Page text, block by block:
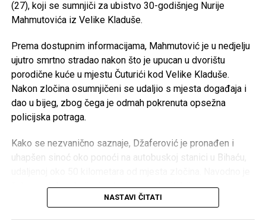
SRD “Devet rijeka” –15.000 KM
AK “Sana” –10.000 KM
Fitness klub “Sana” –8.000 KM
Judo klub “Sanski Most” – 7.500 KM
Karate klub “Hurije” –
Ronilački klub “Vir” –5.000 KM
Velika Kladuša – 133.000 KM
Post
Tweet
Mail
(27), koji se sumnjiči za ubistvo 30-godišnjeg Nurije
Mahmutovića iz Velike Kladuše.
Prema dostupnim informacijama, Mahmutović je u nedjelju
ujutro smrtno stradao nakon što je upucan u dvorištu
porodične kuće u mjestu Čuturići kod Velike Kladuše.
Nakon zločina osumnjičeni se udaljio s mjesta događaja i
dao u bijeg, zbog čega je odmah pokrenuta opsežna
policijska potraga.
Kako se nezvanično saznaje, Džaferović je pronađen i
uhapšen sinoć oko ponoći na autobuskoj stanici u Bihaću,
čekao autobus kojim je planirao nastaviti bijeg.
NASTAVI ČITATI